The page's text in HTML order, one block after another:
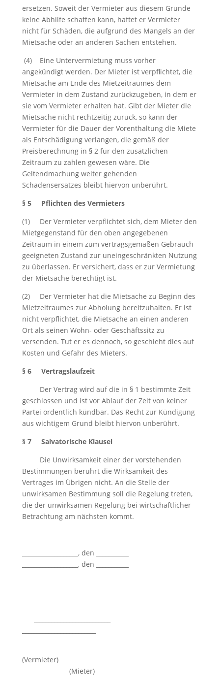
ersetzen. Soweit der Vermieter aus diesem Grunde
keine Abhilfe schaffen kann, haftet er Vermieter
nicht für Schäden, die aufgrund des Mangels an der
Mietsache oder an anderen Sachen entstehen.
(4) Eine Untervermietung muss vorher
angekündigt werden. Der Mieter ist verpflichtet, die
Mietsache am Ende des Mietzeitraumes dem
Vermieter in dem Zustand zurückzugeben, in dem er
sie vom Vermieter erhalten hat. Gibt der Mieter die
Mietsache nicht rechtzeitig zurück, so kann der
Vermieter für die Dauer der Vorenthaltung die Miete
als Entschädigung verlangen, die gemäß der
Preisberechnung in § 2 für den zusätzlichen
Zeitraum zu zahlen gewesen wäre. Die
Geltendmachung weiter gehenden
Schadensersatzes bleibt hiervon unberührt.
§ 5 Pflichten des Vermieters
(1) Der Vermieter verpflichtet sich, dem Mieter den
Mietgegenstand für den oben angegebenen
Zeitraum in einem zum vertragsgemäßen Gebrauch
geeigneten Zustand zur uneingeschränkten Nutzung
zu überlassen. Er versichert, dass er zur Vermietung
der Mietsache berechtigt ist.
(2) Der Vermieter hat die Mietsache zu Beginn des
Mietzeitraumes zur Abholung bereitzuhalten. Er ist
nicht verpflichtet, die Mietsache an einen anderen
Ort als seinen Wohn- oder Geschäftssitz zu
versenden. Tut er es dennoch, so geschieht dies auf
Kosten und Gefahr des Mieters.
§ 6 Vertragslaufzeit
Der Vertrag wird auf die in § 1 bestimmte Zeit
geschlossen und ist vor Ablauf der Zeit von keiner
Partei ordentlich kündbar. Das Recht zur Kündigung
aus wichtigem Grund bleibt hiervon unberührt.
§ 7 Salvatorische Klausel
Die Unwirksamkeit einer der vorstehenden
Bestimmungen berührt die Wirksamkeit des
Vertrages im Übrigen nicht. An die Stelle der
unwirksamen Bestimmung soll die Regelung treten,
die der unwirksamen Regelung bei wirtschaftlicher
Betrachtung am nächsten kommt.
___________________, den ___________
___________________, den ___________
(Vermieter)
(Mieter)